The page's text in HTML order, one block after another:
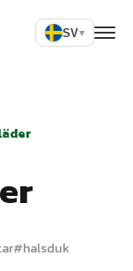
SV▾
#halsduk